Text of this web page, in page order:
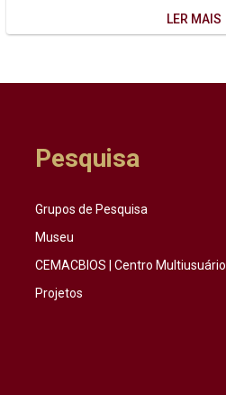
LER MAIS
Pesquisa
Grupos de Pesquisa
Museu
CEMACBIOS | Centro Multiusuário
Projetos